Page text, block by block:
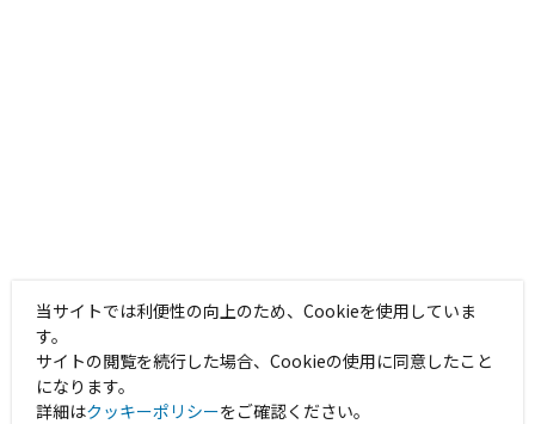
当サイトでは利便性の向上のため、Cookieを使用していま
す。
サイトの閲覧を続行した場合、Cookieの使用に同意したこと
になります。
詳細はクッキーポリシーをご確認ください。